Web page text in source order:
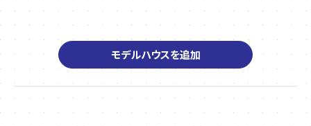
モデルハウスを追加